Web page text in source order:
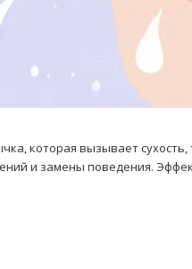
которая вызывает
и замены поведения.